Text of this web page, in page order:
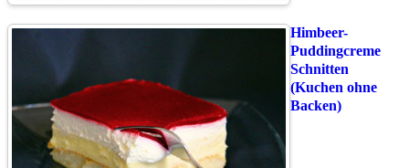
Himbeer-
Puddingcreme
Schnitten
(Kuchen ohne
Backen)